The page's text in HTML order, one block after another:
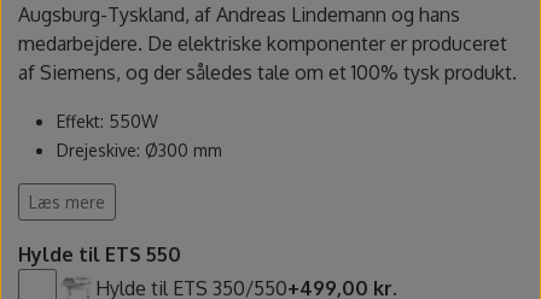
Værtøjssæt
Augsburg-Tyskland, af Andreas Lindemann og hans
medarbejdere. De elektriske komponenter er produceret
af Siemens, og der således tale om et 100% tysk produkt.
Effekt: 550W
Drejeskive: Ø300 mm
Arbejdshøjde: 550 - 670 mm
Hastighed fra 0 til 250 o/min, styret via elektronisk
Valgfri rotationsretning venstre eller højre
Drejeskive og stænkbakke kan afmonteres uden værktøj
Læs mere
Hylde til ETS 550
Hylde til ETS 350/550+499,00 kr.